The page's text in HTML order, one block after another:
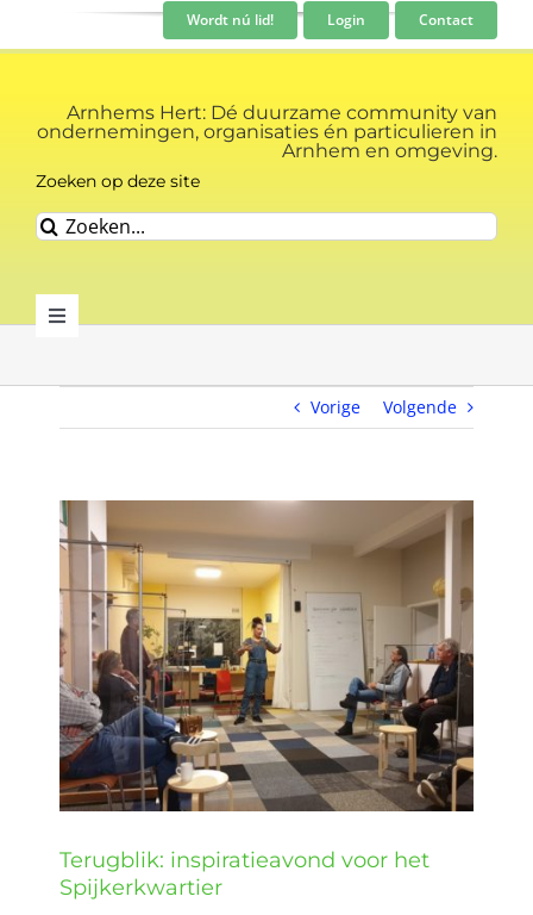
inhoud
Wordt nú lid! Login Contact
Arnhems Hert: Dé duurzame community van
ondernemingen, organisaties én particulieren in
Arnhem en omgeving.
Zoeken op deze site
Zoeken
naar:
Toggle
Evenementen kalender
Wie zijn wij?
Diensten en produkten
Vacatures
Vorige Volgende
Bekijk
grotere
afbeelding
Terugblik: inspiratieavond voor het
Spijkerkwartier